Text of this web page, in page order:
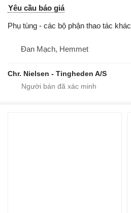
Yêu cầu báo giá
Phụ tùng - các bộ phận thao tác khác
Đan Mạch, Hemmet
Chr. Nielsen - Tingheden A/S